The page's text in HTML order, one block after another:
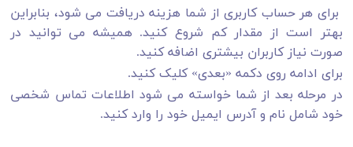
برای هر حساب کاربری از شما هزینه دریافت می شود، بنابراین
بهتر است از مقدار کم شروع کنید. همیشه می توانید در
صورت نیاز کاربران بیشتری اضافه کنید.
برای ادامه روی دکمه «بعدی» کلیک کنید.
در مرحله بعد از شما خواسته می شود اطلاعات تماس شخصی
خود شامل نام و آدرس ایمیل خود را وارد کنید.